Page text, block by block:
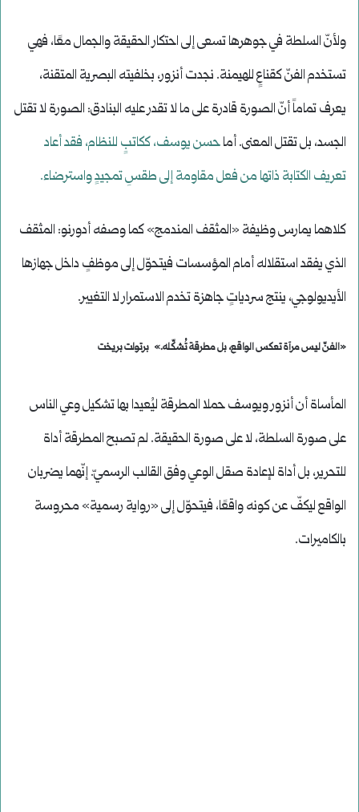
ولأنّ السلطة في جوهرها تسعى إلى احتكار الحقيقة والجمال معًا، فهي
تستخدم الفنّ كقناعٍ للهيمنة. نجدت أنزور، بخلفيته البصرية المتقنة،
يعرف تماماً أنّ الصورة قادرة على ما لا تقدر عليه البنادق: الصورة لا تقتل
الجسد، بل تقتل المعنى. أماحسن يوسف، ككاتبٍ للنظام، فقد أعاد
تعريف الكتابة ذاتها من فعل مقاومة إلى طقسِ تمجيدٍ واسترضاء.
كلاهما يمارس وظيفة «المثقف المندمج» كما وصفه أدورنو: المثقف
الذي يفقد استقلاله أمام المؤسسات فيتحوّل إلى موظفٍ داخل جهازها
الأيديولوجي، ينتج سردياتٍ جاهزة تخدم الاستمرار لا التغيير.
«الفنّ ليس مرآة تعكس الواقع، بل مطرقة تُشكّله.» برتولت بريخت
المأساة أن أنزور ويوسف حملا المطرقة ليُعيدا بها تشكيل وعي الناس
على صورة السلطة، لا على صورة الحقيقة. لم تصبح المطرقة أداة
للتحرير، بل أداة لإعادة صقل الوعي وفق القالب الرسميّ. إنّهما يضربان
الواقع ليكفّ عن كونه واقعًا، فيتحوّل إلى «رواية رسمية» محروسة
بالكاميرات.